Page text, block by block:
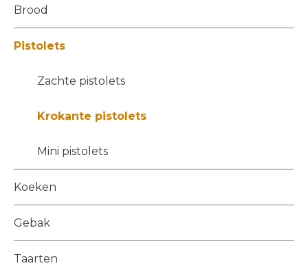
Brood
Pistolets
Zachte pistolets
Krokante pistolets
Mini pistolets
Koeken
Gebak
Taarten